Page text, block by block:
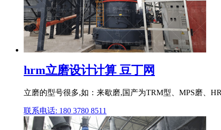
hrm立磨设计计算 豆丁网
立磨的型号很多,如：来歇磨,国产为TRM型、MPS磨、
联系电话: 180 3780 8511